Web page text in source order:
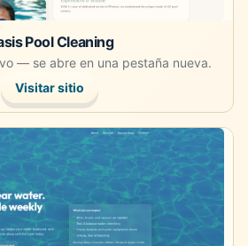
Pool Cleaning
— se abre en una pestaña nueva.
Visitar sitio
en vivo en una pestaña nueva.